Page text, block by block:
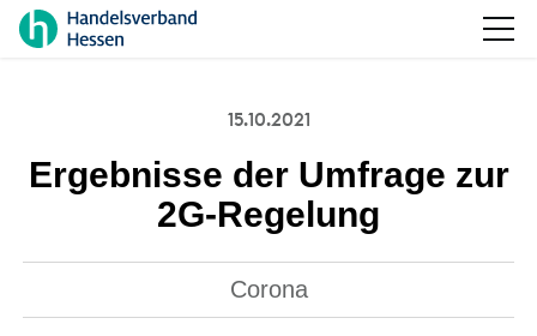
15.10.2021
Ergebnisse der Umfrage zur
2G-Regelung
Corona